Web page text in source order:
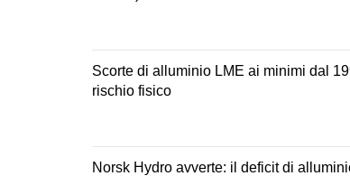
Scorte di alluminio LME ai minimi dal
rischio fisico
Norsk Hydro avverte: il deficit di